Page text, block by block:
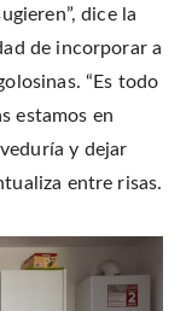
dice la
de incorporar a
“Es todo
estamos en
y dejar
entre risas.